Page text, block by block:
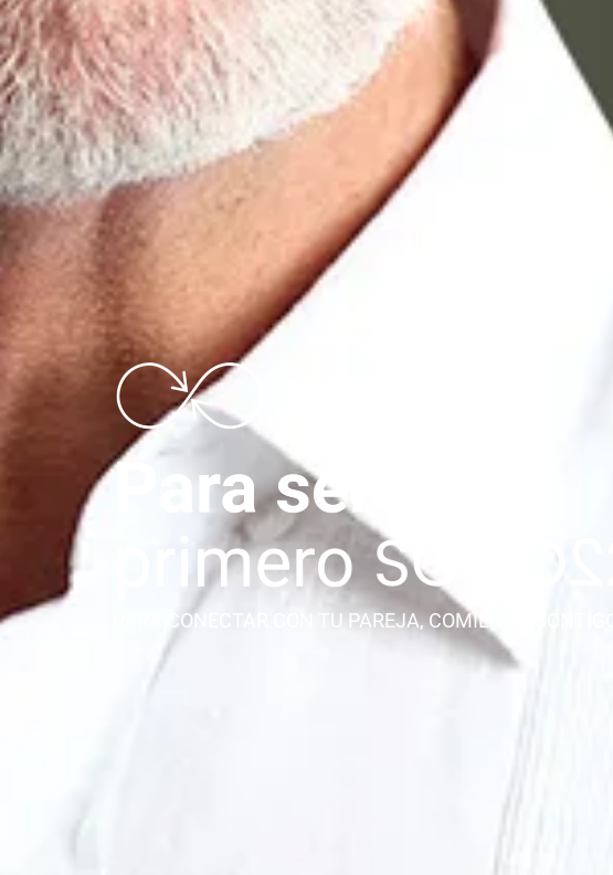
PARA CONECTAR CON TU PAREJA, COMIENZA CONTIGO.